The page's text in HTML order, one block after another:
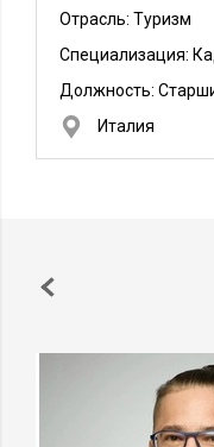
Отрасль: Туризм
Специализация:
Должность:
Италия